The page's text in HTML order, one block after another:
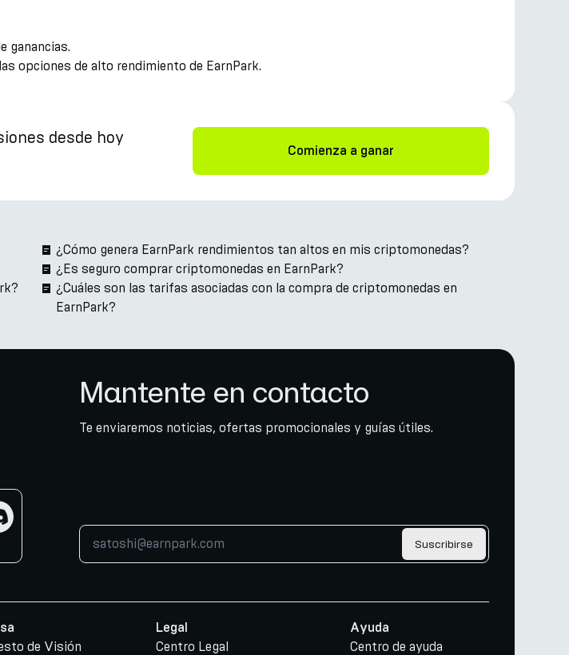
ganancias.
opciones de alto rendimiento de EarnPark.
desde hoy
Comienza a ganar
¿Cómo genera EarnPark rendimientos tan altos en mis criptomonedas?
¿Es seguro comprar criptomonedas en EarnPark?
¿Cuáles son las tarifas asociadas con la compra de criptomonedas en
EarnPark?
Mantente en contacto
Te enviaremos noticias, ofertas promocionales y guías útiles.
Suscribirse
de Visión
Legal
Centro Legal
Ayuda
Centro de ayuda